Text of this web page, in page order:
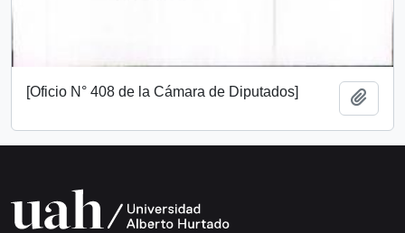
[Oficio N° 408 de la Cámara de Diputados]